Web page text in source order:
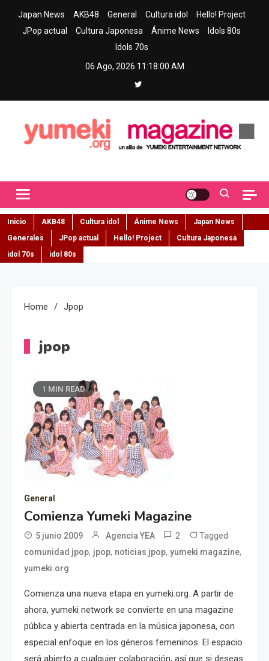
Japan News AKB48 General Cultura idol
Hello! Project
JPop actual
Cultura Japonesa Ánime News
Idols 80s
Idols 70s
06 Ago, 2026 11:18:01 AM
Inicio AKB48 Cultura idol Ánime News
Japan News
Generales
JPop actual Hello! Project
Cultura Japonesa
idol 70s
idol 80s
Home Jpop
jpop
1 MIN READ
General
Comienza Yumeki Magazine
5 junio 2009 Agencia YEA 2 Tagged
comunidad jpop, jpop, noticias jpop,yumeki magazine,
yumeki.org
Comienza una nueva etapa en yumeki.org. A partir de
ahora, yumeki network se convierte en una magazine
pública y abierta centrada en la música japonesa, con
especial enfoque en los géneros femeninos. El espacio
será abierto a cualquier colaboración, así que si deseas